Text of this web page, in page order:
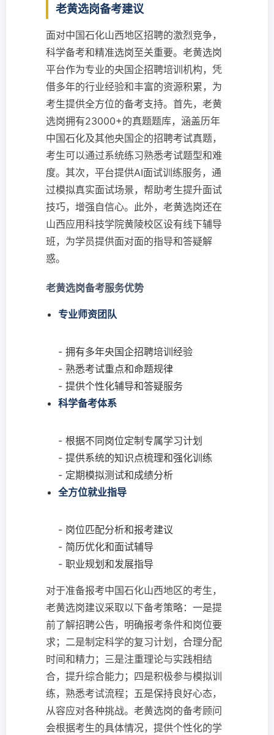
老黄选岗备考建议
面对中国石化山西地区招聘的激烈竞争，
科学备考和精准选岗至关重要。老黄选岗
平台作为专业的央国企招聘培训机构，凭
借多年的行业经验和丰富的资源积累，为
考生提供全方位的备考支持。首先，老黄
选岗拥有23000+的真题题库，涵盖历年
中国石化及其他央国企的招聘考试真题，
考生可以通过系统练习熟悉考试题型和难
度。其次，平台提供AI面试训练服务，通
过模拟真实面试场景，帮助考生提升面试
技巧，增强自信心。此外，老黄选岗还在
山西应用科技学院黄陵校区设有线下辅导
班，为学员提供面对面的指导和答疑解
惑。
老黄选岗备考服务优势
专业师资团队
- 拥有多年央国企招聘培训经验
- 熟悉考试重点和命题规律
- 提供个性化辅导和答疑服务
科学备考体系
- 根据不同岗位定制专属学习计划
- 提供系统的知识点梳理和强化训练
- 定期模拟测试和成绩分析
全方位就业指导
- 岗位匹配分析和报考建议
- 简历优化和面试辅导
- 职业规划和发展指导
对于准备报考中国石化山西地区的考生，
老黄选岗建议采取以下备考策略：一是提
前了解招聘公告，明确报考条件和岗位要
求；二是制定科学的复习计划，合理分配
时间和精力；三是注重理论与实践相结
合，提升综合能力；四是积极参与模拟训
练，熟悉考试流程；五是保持良好心态，
从容应对各种挑战。老黄选岗的备考顾问
会根据考生的具体情况，提供个性化的学